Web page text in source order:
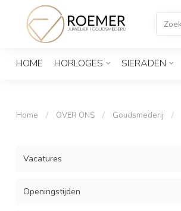
HOME HORLOGES SIERADEN
Home / OVER ONS / Goudsmederij /
Vacatures
Openingstijden